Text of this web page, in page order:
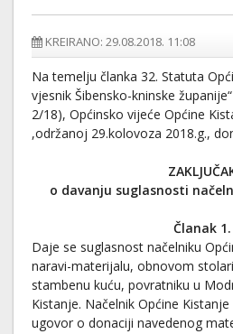
KREIRANO: 29.08.2018. 11:08
Na temelju članka 32. Statuta
vjesnik Šibensko-kninske
2/18), Općinsko vijeće Općine
,održanoj 29.kolovoza 2018.g.,
o davanju suglasnosti
Članak 1.
Daje se suglasnost načelniku
naravi-materijalu, obnovom
stambenu kuću, povratniku u
Kistanje. Načelnik Općine
ugovor o donaciji navedenog